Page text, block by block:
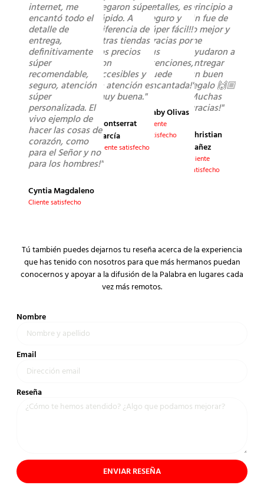
internet, me
encantó todo el
detalle de
entrega,
definitivamente
súper
recomendable,
seguro, atención
súper
personalizada. El
vivo ejemplo de
hacer las cosas de
corazón, como
para el Señor y no
para los hombres!"
Cyntia Magdaleno
Cliente satisfecho
llegaron súper
rápido. A
diferencia de
otras tiendas
los precios
son
accesibles y
la atención es
muy buena."
Montserrat
García
Cliente satisfecho
detalles, es
seguro y
súper fácil!!
Gracias por
sus
atenciones,
quede
encantada!"
Gaby Olivas
Cliente
satisfecho
principio a
fin fue de
lo mejor y
me
ayudaron a
entregar
un buen
regalo 🙌🏼
Muchas
gracias!"
Christian
Yañez
Cliente
satisfecho
Tú también puedes dejarnos tu reseña acerca de la experiencia
que has tenido con nosotros para que más hermanos puedan
conocernos y apoyar a la difusión de la Palabra en lugares cada
vez más remotos.
Nombre
Email
Reseña
ENVIAR RESEÑA